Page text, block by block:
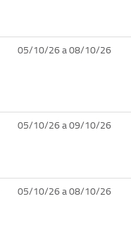
05/10/26 a 08/10/26
05/10/26 a 09/10/26
05/10/26 a 08/10/26